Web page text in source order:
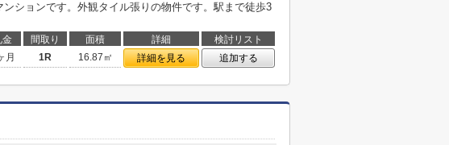
ンションです。外観タイル張りの物件です。駅まで徒歩3
金 間取り 面積 詳細
検討リスト
月 1R 16.87㎡ 詳細を見る 追加する